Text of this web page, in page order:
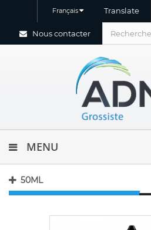
Translate
Français
Nous contacter
MENU
50ML